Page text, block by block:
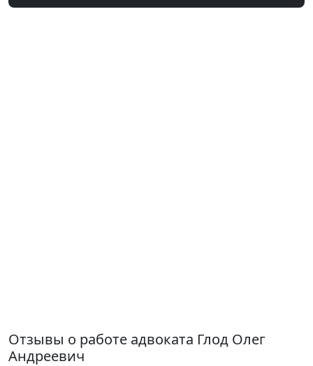
Отзывы о работе адвоката Глод Олег
Андреевич